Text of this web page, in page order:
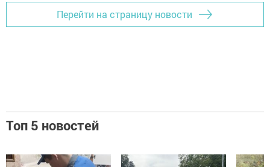
Перейти на страницу новости
Топ 5 новостей